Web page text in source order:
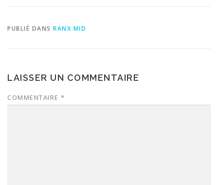
PUBLIÉ DANS RANX MID
LAISSER UN COMMENTAIRE
COMMENTAIRE *